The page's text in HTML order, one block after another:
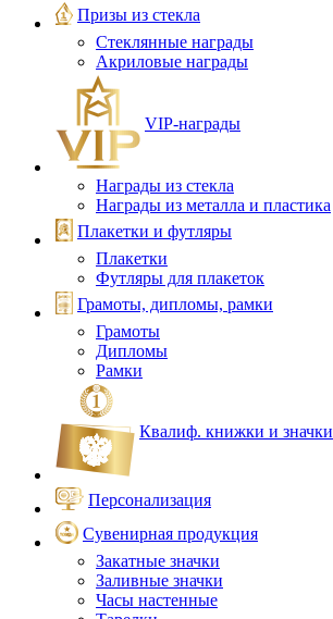
Призы из стекла
Стеклянные награды
Акриловые награды
VIP‑награды
Награды из стекла
Награды из металла и пластика
Плакетки и футляры
Плакетки
Футляры для плакеток
Грамоты, дипломы, рамки
Грамоты
Дипломы
Рамки
Квалиф. книжки и значки
Персонализация
Сувенирная продукция
Закатные значки
Заливные значки
Часы настенные